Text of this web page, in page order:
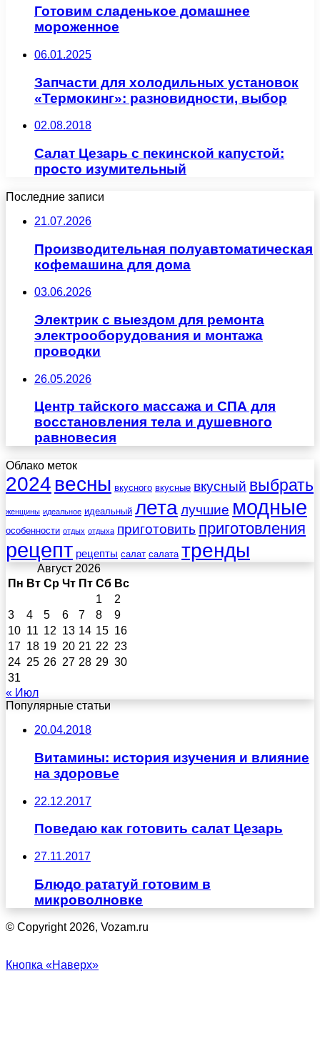
Готовим сладенькое домашнее
мороженное
06.01.2025
Запчасти для холодильных установок
«Термокинг»: разновидности, выбор
02.08.2018
Салат Цезарь с пекинской капустой:
просто изумительный
Последние записи
21.07.2026
Производительная полуавтоматическая
кофемашина для дома
03.06.2026
Электрик с выездом для ремонта
электрооборудования и монтажа
проводки
26.05.2026
Центр тайского массажа и СПА для
восстановления тела и душевного
равновесия
Облако меток
2024 весны вкусного вкусные вкусный выбрать
женщины идеальное идеальный леталучшие модные
особенности отдых отдыха приготовить приготовления
рецепт рецепты салат салата тренды
Август 2026
Пн Вт Ср Чт Пт Сб Вс
1
2
3
4 5 6 7 8
9
10 11 12 13 14 15 16
17 18 19 20 21 22 23
24 25 26 27 28 29 30
31
« Июл
Популярные статьи
20.04.2018
Витамины: история изучения и влияние
на здоровье
22.12.2017
Поведаю как готовить салат Цезарь
27.11.2017
Блюдо рататуй готовим в
микроволновке
© Copyright 2026, Vozam.ru
Кнопка «Наверх»